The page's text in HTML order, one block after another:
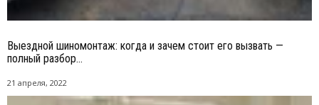
Выездной шиномонтаж: когда и зачем стоит его вызвать —
полный разбор...
21 апреля, 2022